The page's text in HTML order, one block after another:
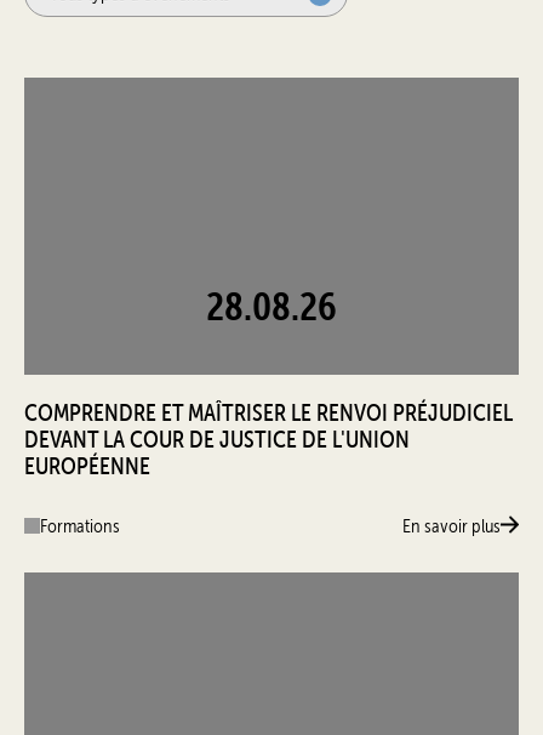
COMPRENDRE ET MAÎTRISER LE RENVOI PRÉJUDICIEL
DEVANT LA COUR DE JUSTICE DE L'UNION
EUROPÉENNE
28.08.26
Formations En savoir plus